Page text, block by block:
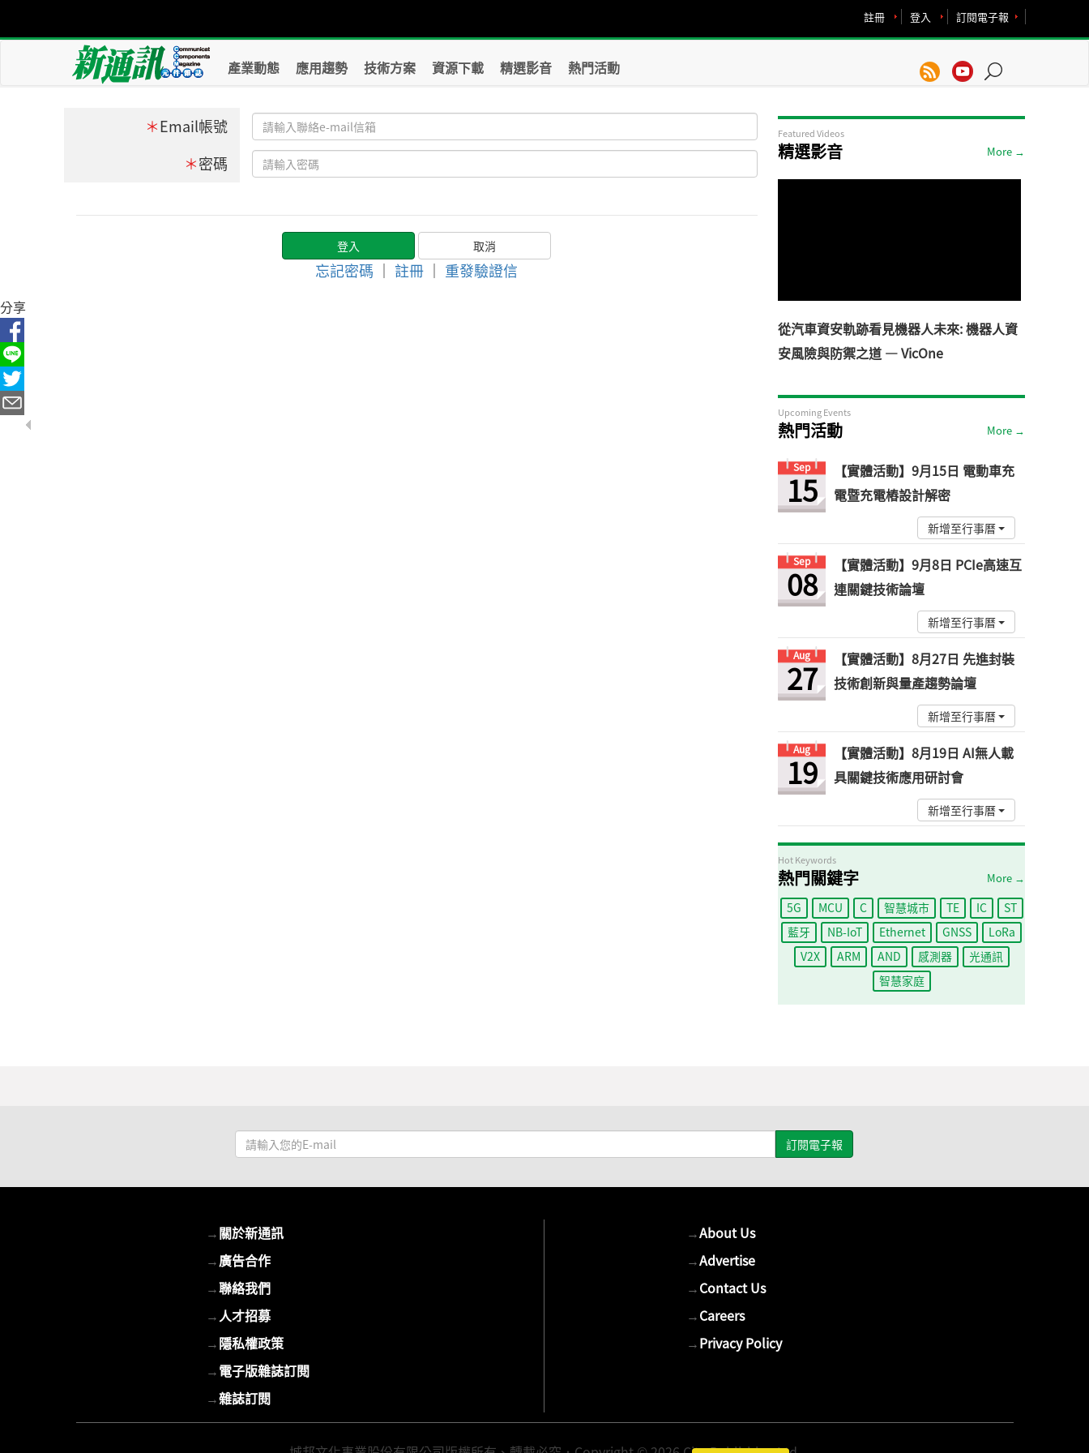
訂閱電子報
登入
註冊
產業動態 應用趨勢 技術方案 資源下載 精選影音 熱門活動
＊Email帳號
＊密碼
忘記密碼 ｜ 註冊 ｜ 重發驗證信
Featured Videos
精選影音 More →
從汽車資安軌跡看見機器人未來: 機器人資
安風險與防禦之道 — VicOne
Upcoming Events
熱門活動 More →
Sep
15
【實體活動】9月15日 電動車充
電暨充電樁設計解密
新增至行事曆
Sep
08
【實體活動】9月8日 PCIe高速互
連關鍵技術論壇
新增至行事曆
Aug
27
【實體活動】8月27日 先進封裝
技術創新與量產趨勢論壇
新增至行事曆
Aug
19
【實體活動】8月19日 AI無人載
具關鍵技術應用研討會
新增至行事曆
Hot Keywords
熱門關鍵字 More →
5G MCU C 智慧城市 TE IC
ST
藍牙
NB-IoT Ethernet GNSS
LoRa
V2X
ARM AND 感測器
光通訊
智慧家庭
請
輸
E-
mail
分享
→關於新通訊
→廣告合作
→聯絡我們
→人才招募
→隱私權政策
→電子版雜誌訂閱
→雜誌訂閱
→About Us
→Advertise
→Contact Us
→Careers
→Privacy Policy